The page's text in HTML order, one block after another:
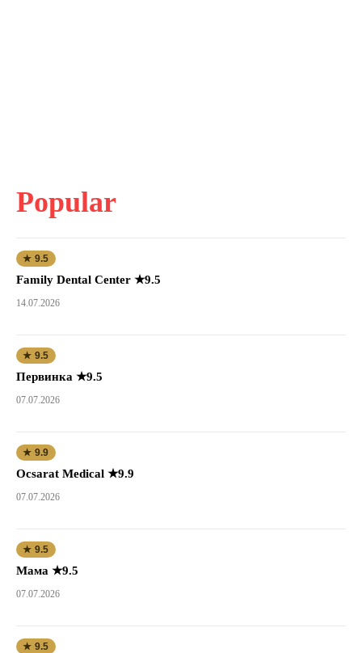
Popular
★ 9.5
Family Dental Center ★9.5
14.07.2026
★ 9.5
Первинка ★9.5
07.07.2026
★ 9.9
Ocsarat Medical ★9.9
07.07.2026
★ 9.5
Мама ★9.5
07.07.2026
★ 9.5